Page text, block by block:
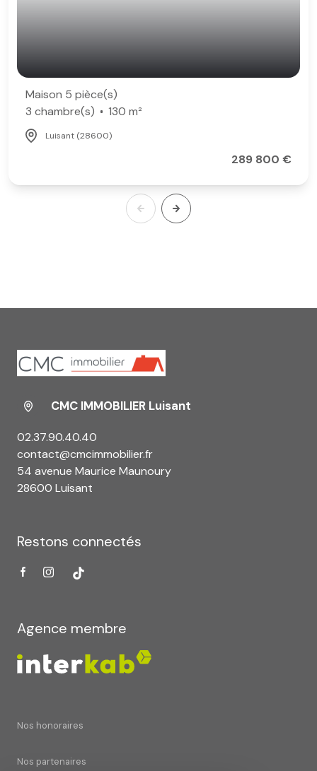
Maison 5 pièce(s)
3 chambre(s)
130 m²
Luisant (28600)
289 800 €
CMC IMMOBILIER Luisant
02.37.90.40.40
contact@cmcimmobilier.fr
54 avenue Maurice Maunoury
28600 Luisant
Restons connectés
Agence membre
Nos honoraires
Nos partenaires